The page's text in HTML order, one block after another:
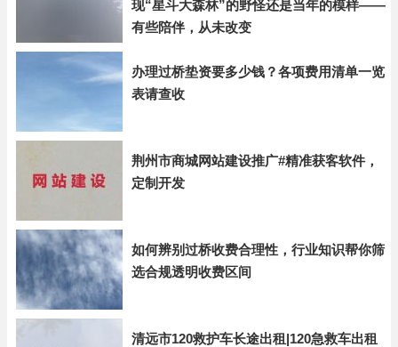
现“星斗大森林”的野怪还是当年的模样——
有些陪伴，从未改变
办理过桥垫资要多少钱？各项费用清单一览
表请查收
荆州市商城网站建设推广#精准获客软件，
定制开发
如何辨别过桥收费合理性，行业知识帮你筛
选合规透明收费区间
清远市120救护车长途出租|120急救车出租